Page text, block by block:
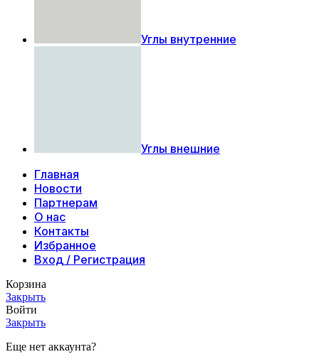
Углы внутренние
Углы внешние
Главная
Новости
Партнерам
О нас
Контакты
Избранное
Вход / Регистрация
Корзина
Закрыть
Войти
Закрыть
Еще нет аккаунта?